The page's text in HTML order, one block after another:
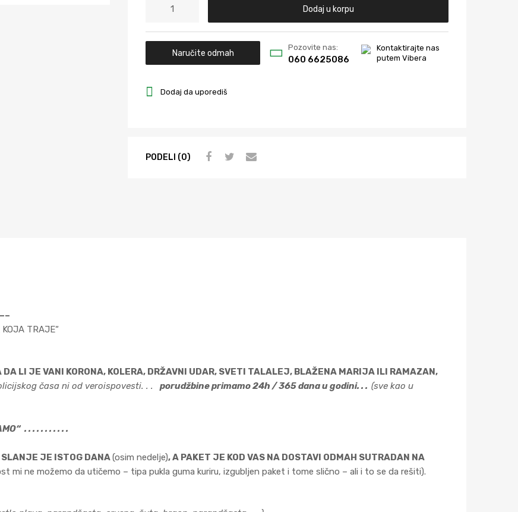
Dodaj u korpu
Naručite odmah
Pozovite nas:
060 6625086
Kontaktirajte nas
putem Vibera
Dodaj da uporediš
PODELI (0)
TRAJE“
DA LI JE VANI KORONA, KOLERA, DRŽAVNI UDAR, SVETI TALALEJ, BLAŽENA MARIJA ILI RAMAZAN,
časa ni od veroispovesti. . .
porudžbine primamo 24h / 365 dana u godini. . . (sve kao u
. . . . . . . . . . .
SLANJE JE ISTOG DANA(osim nedelje), A PAKET JE KOD VAS NA DOSTAVI ODMAH SUTRADAN NA
mi ne možemo da utičemo – tipa pukla guma kuriru, izgubljen paket i tome slično – ali i to se da rešiti).